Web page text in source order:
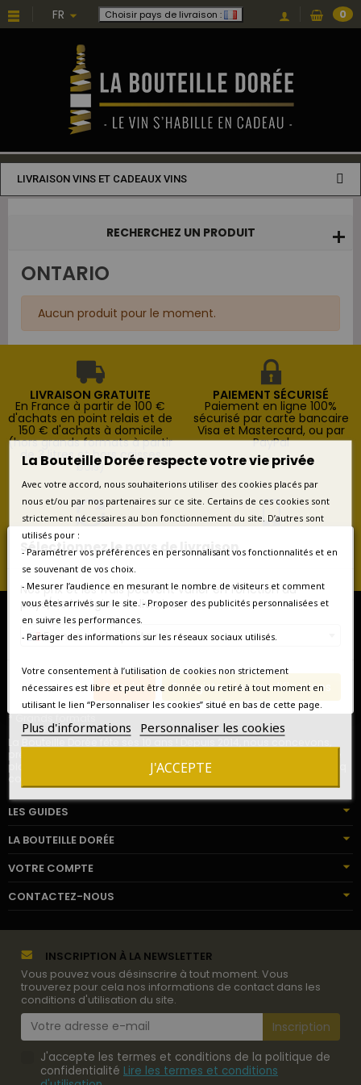
Sélectionnez le pays de livraison
Nos prix et les frais peuvent varier en fonction du
pays/de la région de livraison.
France métropolitaine
Annuler Enregistrer les modifications
FR Choisir pays de livraison : 0
LIVRAISON VINS ET CADEAUX VINS
RECHERCHEZ UN PRODUIT
ONTARIO
Aucun produit pour le moment.
LIVRAISON GRATUITE
En France à partir de 100 €
d'achats en point relais et de
150 € d'achats à domicile
(hors grands formats à partir
de 3 litres et hors caisses
bois)
PAIEMENT SÉCURISÉ
Paiement en ligne 100%
sécurisé par carte bancaire
Visa et Mastercard, ou par
PayPal
RETOURS FACILES
Retours possibles pendant 14
jours à compter de la
livraison
Contactez-nous au
+33(0)1.46.22.29.79 du lundi
* Vins de France et d'ailleurs
* Coffrets vins
* Coffrets Champagne
* Vieux millésimes
* Grands formats
La Bouteille Dorée fête ses 10 ans ! Depuis 2014, nous concevons,
préparons et livrons des cadeaux de vins et champagnes pour le
plaisir de milliers de destinataires en France, en Europe, sur les cinq
continents.
LES GUIDES
LA BOUTEILLE DORÉE
VOTRE COMPTE
CONTACTEZ-NOUS
La Bouteille Dorée respecte votre vie privée
Avec votre accord, nous souhaiterions utiliser des cookies placés par
nous et/ou par nos partenaires sur ce site. Certains de ces cookies sont
strictement nécessaires au bon fonctionnement du site. D’autres sont
utilisés pour :
- Paramétrer vos préférences en personnalisant vos fonctionnalités et en
se souvenant de vos choix.
- Mesurer l’audience en mesurant le nombre de visiteurs et comment
vous êtes arrivés sur le site. - Proposer des publicités personnalisées et
en suivre les performances.
- Partager des informations sur les réseaux sociaux utilisés.
Votre consentement à l’utilisation de cookies non strictement
nécessaires est libre et peut être donnée ou retiré à tout moment en
utilisant le lien “Personnaliser les cookies” situé en bas de cette page.
Plus d'informations Personnaliser les cookies
J'ACCEPTE
INSCRIPTION À LA NEWSLETTER
Vous pouvez vous désinscrire à tout moment. Vous
trouverez pour cela nos informations de contact dans les
conditions d'utilisation du site.
J'accepte les termes et conditions de la politique de
confidentialité Lire les termes et conditions
Choisissez une valeur...